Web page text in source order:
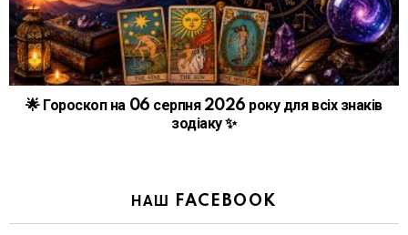
🌟 Гороскоп на 06 серпня 2026 року для всіх знаків
зодіаку ✨
НАШ FACEBOOK